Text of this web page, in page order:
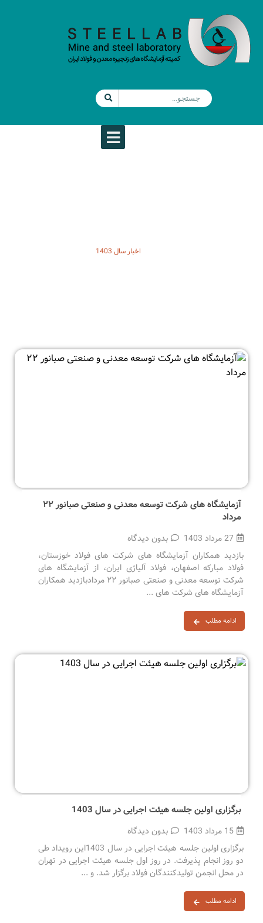
اخبار سال 1403
آزمایشگاه های شرکت توسعه معدنی و صنعتی صبانور ۲۲
مرداد
27 مرداد 1403
بدون دیدگاه
بازدید همکاران آزمایشگاه های شرکت های فولاد خوزستان،
فولاد مبارکه اصفهان، فولاد آلیاژی ایران، از آزمایشگاه های
شرکت توسعه معدنی و صنعتی صبانور ۲۲ مردادبازدید همکاران
آزمایشگاه های شرکت های ...
ادامه مطلب
برگزاری اولین جلسه هیئت اجرایی در سال 1403
15 مرداد 1403
بدون دیدگاه
برگزاری اولین جلسه هیئت اجرایی در سال 1403این رویداد طی
دو روز انجام پذیرفت. در روز اول جلسه هیئت اجرایی در تهران
در محل انجمن تولیدکنندگان فولاد برگزار شد. و ...
ادامه مطلب